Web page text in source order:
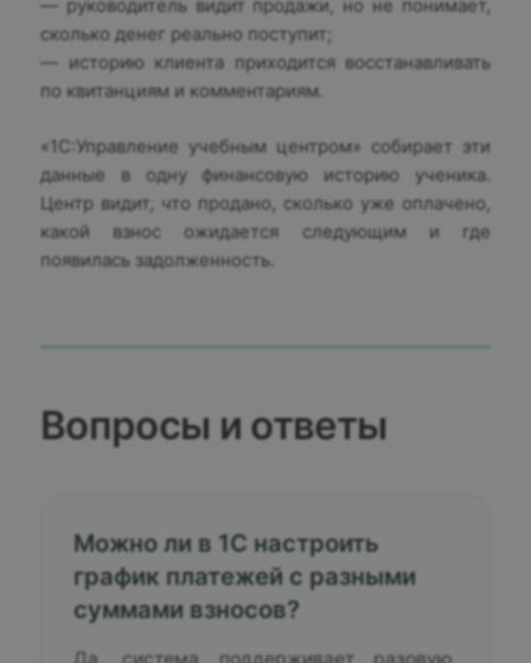
— руководитель видит продажи, но не понимает,
сколько денег реально поступит;
— историю клиента приходится восстанавливать
по квитанциям и комментариям.
«1С:Управление учебным центром» собирает эти
данные в одну финансовую историю ученика.
Центр видит, что продано, сколько уже оплачено,
какой взнос ожидается следующим и где
появилась задолженность.
Вопросы и ответы
Можно ли в 1С настроить
график платежей с разными
суммами взносов?